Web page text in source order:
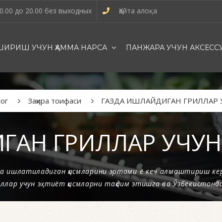
до 20.00 без выходных Қайта алоқа
УЧУН ҲАММА НАРСА ПАНЖАРА УЧУН
ГРИЛЛАР УЧУН
ишлатиладиган қисмларини эртами ё кеч алмаштириш
учун эҳтиёт қисмларни тақдим этишга ва
Заҳира тоифаси ГАЗДА ИШЛАЙДИГАН ГРИЛЛАР